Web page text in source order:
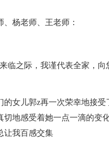
杨老师、王老师：
临之际，我谨代表全家，
的女儿郭z再一次荣幸地接
切地感受着她一点一滴的变
让我百感交集